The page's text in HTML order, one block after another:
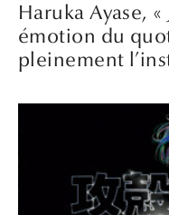
Haruka Ayase,
émotion du
pleinement